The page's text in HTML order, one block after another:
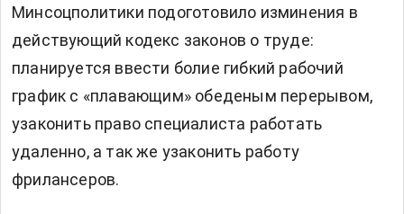
Минсоцполитики подоготовило изминения в
действующий кодекс законов о труде:
планируется ввести болие гибкий рабочий
график с «плавающим» обеденым перерывом,
узаконить право cпециалиста работать
удаленно, а так же узаконить работу
фрилансеров.